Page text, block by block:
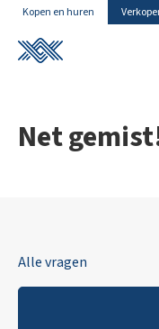
Kopen en huren
Net
Alle vragen